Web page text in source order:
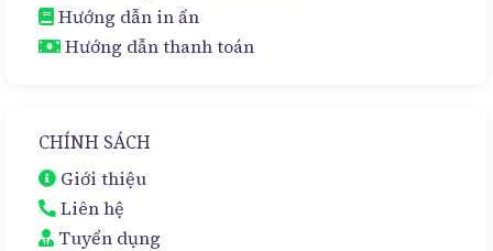
Hướng dẫn in ấn
Hướng dẫn thanh toán
CHÍNH SÁCH
Giới thiệu
Liên hệ
Tuyển dụng